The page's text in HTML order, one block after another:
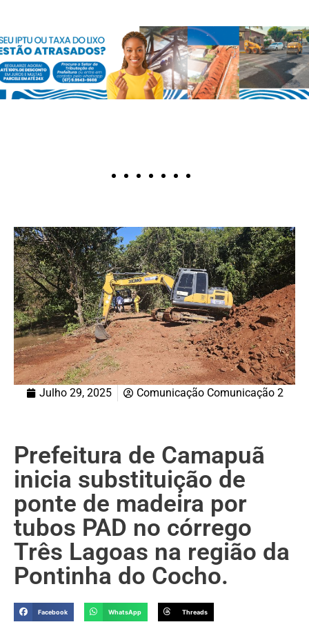
Julho 29, 2025 Comunicação Comunicação 2
Prefeitura de Camapuã
inicia substituição de
ponte de madeira por
tubos PAD no córrego
Três Lagoas na região da
Pontinha do Cocho.
Facebook WhatsApp Threads